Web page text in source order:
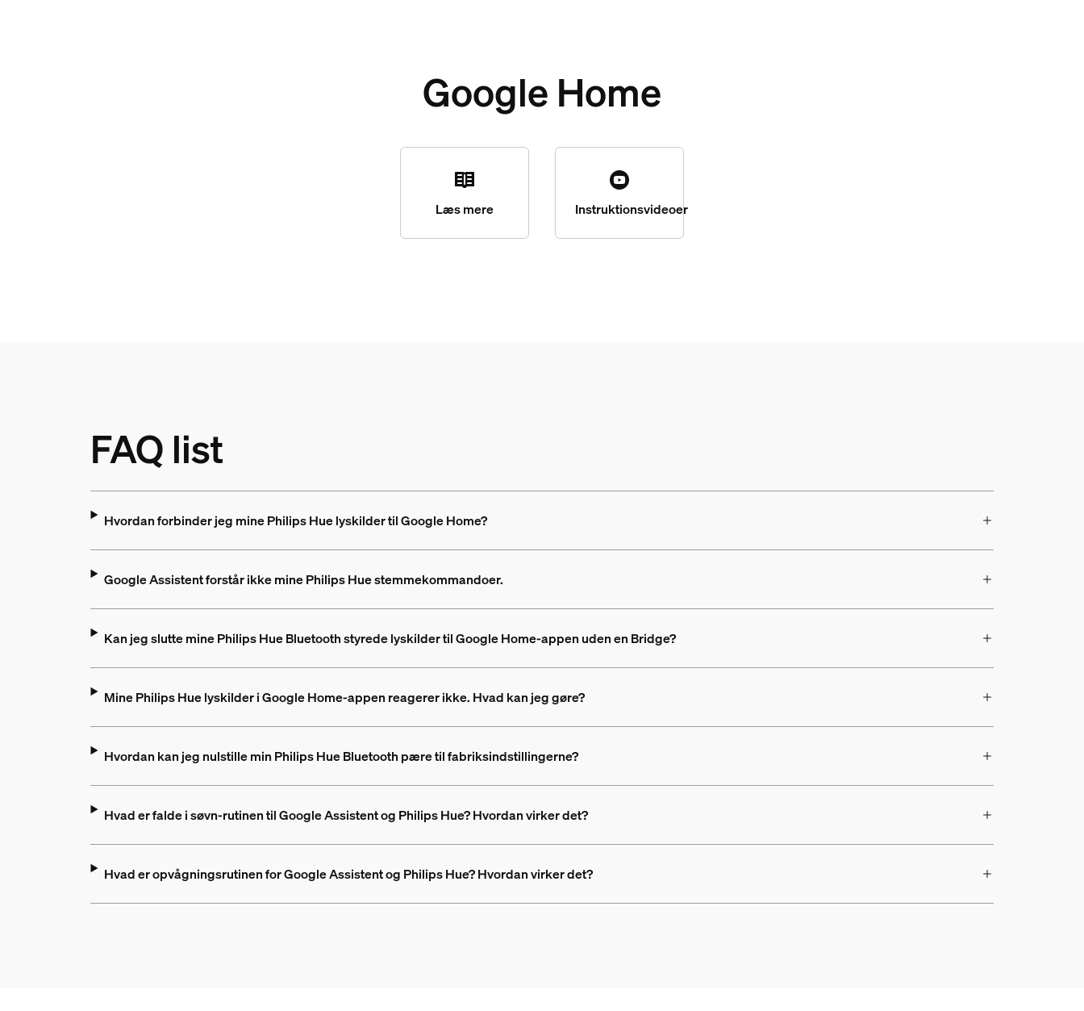
Google Home
Læs mere Instruktionsvideoer
FAQ list
Hvordan forbinder jeg mine Philips Hue lyskilder til Google Home?
Google Assistent forstår ikke mine Philips Hue stemmekommandoer.
Kan jeg slutte mine Philips Hue Bluetooth styrede lyskilder til Google Home-appen uden en Bridge?
Mine Philips Hue lyskilder i Google Home-appen reagerer ikke. Hvad kan jeg gøre?
Hvordan kan jeg nulstille min Philips Hue Bluetooth pære til fabriksindstillingerne?
Hvad er falde i søvn-rutinen til Google Assistent og Philips Hue? Hvordan virker det?
Hvad er opvågningsrutinen for Google Assistent og Philips Hue? Hvordan virker det?